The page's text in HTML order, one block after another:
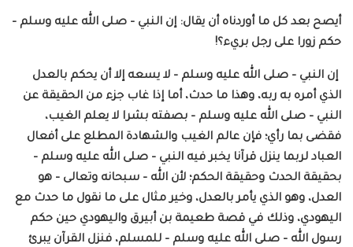
أيصح بعد كل ما أوردناه أن يقال: إن النبي – صلى الله عليه وسلم –
حكم زورا على رجل بريء؟!
إن النبي – صلى الله عليه وسلم – لا يسعه إلا أن يحكم بالعدل
الذي أمره به ربه، وهذا ما حدث، أما إذا غاب جزء من الحقيقة عن
النبي – صلى الله عليه وسلم – بصفته بشرا لا يعلم الغيب،
فقضى بما رأي؛ فإن عالم الغيب والشهادة المطلع على أفعال
العباد لربما ينزل قرآنا يخبر فيه النبي – صلى الله عليه وسلم –
بحقيقة الحدث وحقيقة الحكم؛ لأن الله – سبحانه وتعالى – هو
العدل، وهو الذي يأمر بالعدل، وخير مثال على ما نقول ما حدث مع
اليهودي، وذلك في قصة طعيمة بن أبيرق واليهودي حين حكم
رسول الله – صلى الله عليه وسلم – للمسلم، فنزل القرآن يبرئ